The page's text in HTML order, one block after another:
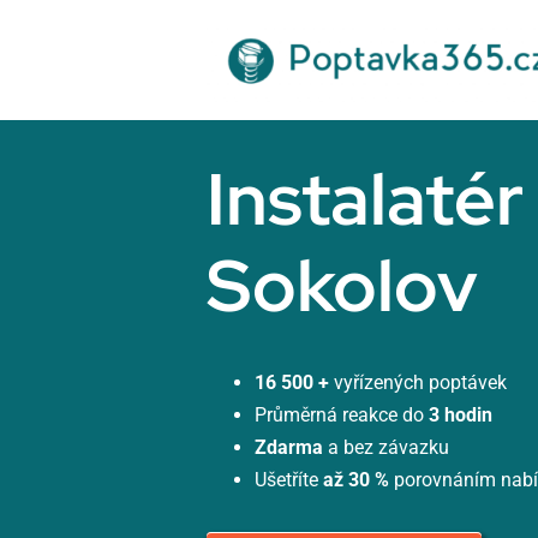
Instalatér
Sokolov
16 500 + vyřízených poptávek
Průměrná reakce do 3 hodin
Zdarma a bez závazku
Ušetříte až 30 %porovnáním